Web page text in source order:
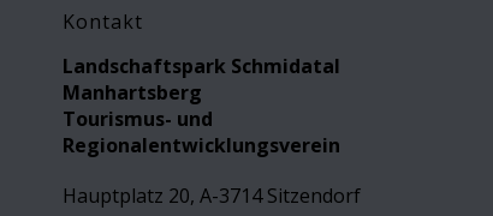
Kontakt
Landschaftspark Schmidatal
Manhartsberg
Tourismus- und
Regionalentwicklungsverein
Hauptplatz 20, A-3714 Sitzendorf